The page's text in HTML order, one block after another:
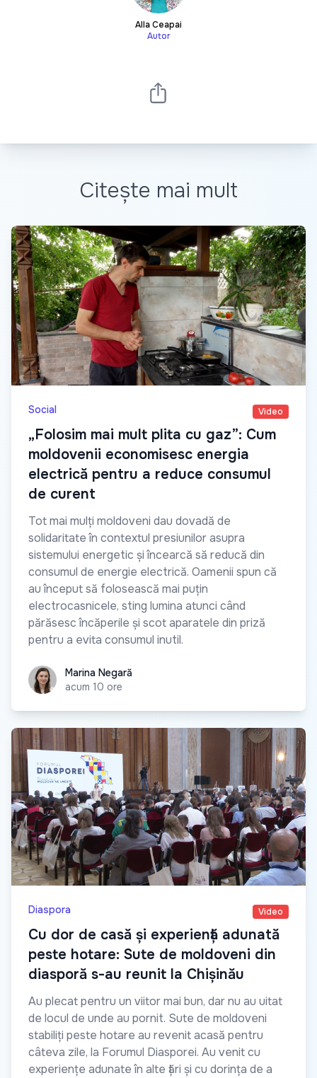
Alla Ceapai
Autor
Citește mai mult
Social Video
„Folosim mai mult plita cu gaz”: Cum
moldovenii economisesc energia
electrică pentru a reduce consumul
de curent
Tot mai mulți moldoveni dau dovadă de
solidaritate în contextul presiunilor asupra
sistemului energetic și încearcă să reducă din
consumul de energie electrică. Oamenii spun că
au început să folosească mai puțin
electrocasnicele, sting lumina atunci când
părăsesc încăperile și scot aparatele din priză
pentru a evita consumul inutil.
Marina Negară
Marina Negară
acum 10 ore
Diaspora Video
Cu dor de casă și experiență adunată
peste hotare: Sute de moldoveni din
diasporă s-au reunit la Chișinău
Au plecat pentru un viitor mai bun, dar nu au uitat
de locul de unde au pornit. Sute de moldoveni
stabiliți peste hotare au revenit acasă pentru
câteva zile, la Forumul Diasporei. Au venit cu
experiențe adunate în alte țări și cu dorința de a